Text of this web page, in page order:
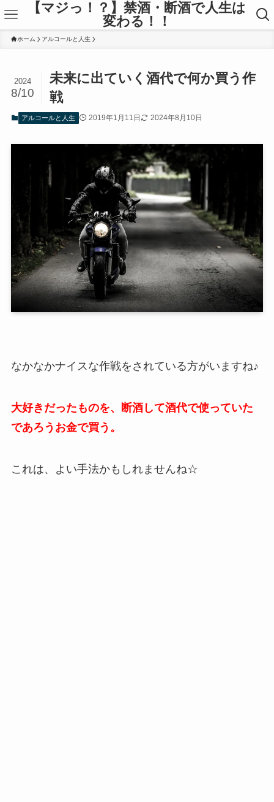
【マジっ！？】禁酒・断酒で人生は
変わる！！
ホーム アルコールと人生
未来に出ていく酒代で何か買う作
戦
2024
8/10
アルコールと人生 2019年1月11日 2024年8月10日
なかなかナイスな作戦をされている方がいますね♪
大好きだったものを、断酒して酒代で使っていた
であろうお金で買う。
これは、よい手法かもしれませんね☆